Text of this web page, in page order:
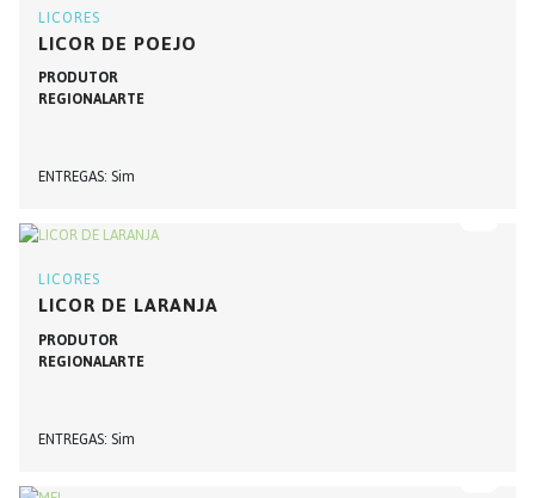
LICORES
LICOR DE POEJO
PRODUTOR
REGIONALARTE
ENTREGAS Sim
LICORES
LICOR DE LARANJA
PRODUTOR
REGIONALARTE
ENTREGAS Sim